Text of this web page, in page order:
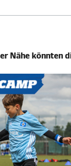
Nähe könnten